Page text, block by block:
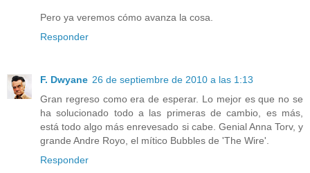
Pero ya veremos cómo avanza la cosa.
Responder
F. Dwyane 26 de septiembre de 2010 a las 1:13
Gran regreso como era de esperar. Lo mejor es que no se
ha solucionado todo a las primeras de cambio, es más,
está todo algo más enrevesado si cabe. Genial Anna Torv, y
grande Andre Royo, el mítico Bubbles de 'The Wire'.
Responder